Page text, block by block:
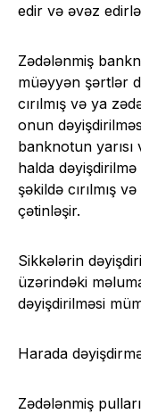
edir və əvəz
Zədələnmiş
müəyyən şərtlər
cırılmış və ya
onun
banknotun
halda
şəkildə cırılmış
çətinləşir.
Sikkələrin
üzərindəki
dəyişdirilməsi
Harada
Zədələnmiş